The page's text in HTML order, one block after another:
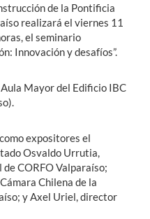
de la Pontificia
realizará el viernes 11
el seminario
Innovación y desafíos”.
Mayor del Edificio IBC
expositores el
Osvaldo Urrutia,
CORFO Valparaíso;
Chilena de la
y Axel Uriel, director